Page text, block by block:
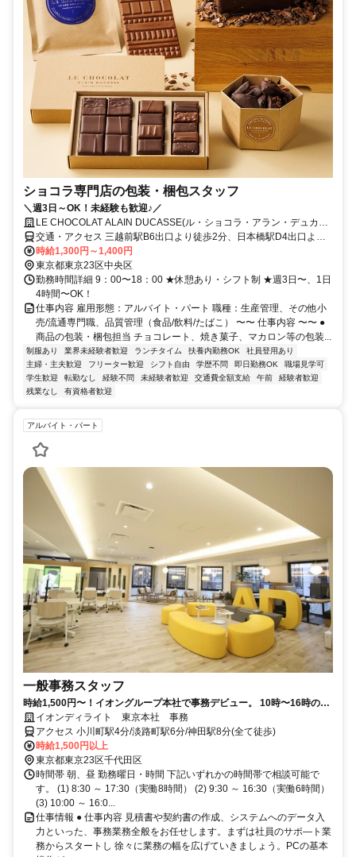
ショコラ専門店の包装・梱包スタッフ
＼週3日～OK！未経験も歓迎♪／
LE CHOCOLAT ALAIN DUCASSE(ル・ショコラ・アラン・デュカス)
東京工房
交通・アクセス 三越前駅B6出口より徒歩2分、日本橋駅D4出口より
徒歩5分、新日本橋駅5番出口より徒歩5分
時給1,300円～1,400円
東京都東京23区中央区
勤務時間詳細 9：00〜18：00 ★休憩あり・シフト制 ★週3日〜、1日
4時間〜OK！
仕事内容 雇用形態：アルバイト・パート 職種：生産管理、その他小
売/流通専門職、品質管理（食品/飲料/たばこ） 〜〜 仕事内容 〜〜 ●
商品の包装・梱包担当 チョコレート、焼き菓子、マカロン等の包装...
制服あり 業界未経験者歓迎 ランチタイム 扶養内勤務OK
社員登用あり
主婦・主夫歓迎
フリーター歓迎 シフト自由 学歴不問 即日勤務OK
職場見学可
学生歓迎
転勤なし 経験不問 未経験者歓迎 交通費全額支給 午前
経験者歓迎
残業なし
有資格者歓迎
アルバイト・パート
一般事務スタッフ
時給1,500円〜！イオングループ本社で事務デビュー。 10時〜16時の時
短もOKで、私生活も大切に。
イオンディライト 東京本社 事務
アクセス 小川町駅4分/淡路町駅6分/神田駅8分(全て徒歩)
時給1,500円以上
東京都東京23区千代田区
時間帯 朝、昼 勤務曜日・時間 下記いずれかの時間帯で相談可能で
す。 (1) 8:30 ～ 17:30（実働8時間） (2) 9:30 ～ 16:30（実働6時間）
(3) 10:00 ～ 16:0...
仕事情報 ● 仕事内容 見積書や契約書の作成、システムへのデータ入
力といった、事務業務全般をお任せします。まずは社員のサポ―ト業
務からスタートし 徐々に業務の幅を広げていきましょう。PCの基本